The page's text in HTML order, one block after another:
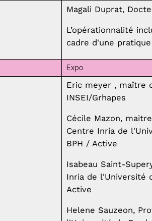
Magali Duprat,
L’opérationnalité
cadre d'une
Expo
Eric meyer , maître
INSEI/Grhapes
Cécile Mazon,
Centre Inria de
BPH / Active
Isabeau Saint-
Inria de l'Université
Active
Helene Sauzeon,